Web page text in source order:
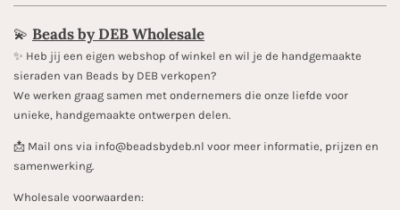
💫 Beads by DEB Wholesale
✨️ Heb jij een eigen webshop of winkel en wil je de handgemaakte
sieraden van Beads by DEB verkopen?
We werken graag samen met ondernemers die onze liefde voor
unieke, handgemaakte ontwerpen delen.
📩 Mail ons via info@beadsbydeb.nl voor meer informatie, prijzen en
samenwerking.
Wholesale voorwaarden: